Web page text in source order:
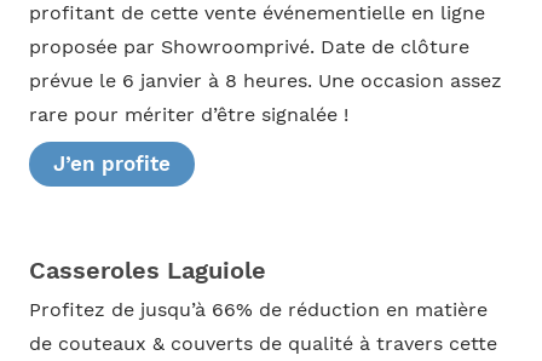
profitant de cette vente événementielle en ligne
proposée par Showroomprivé. Date de clôture
prévue le 6 janvier à 8 heures. Une occasion assez
rare pour mériter d’être signalée !
J’en profite
Casseroles Laguiole
Profitez de jusqu’à 66% de réduction en matière
de couteaux & couverts de qualité à travers cette